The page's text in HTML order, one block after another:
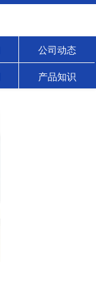
公司动态
产品知识